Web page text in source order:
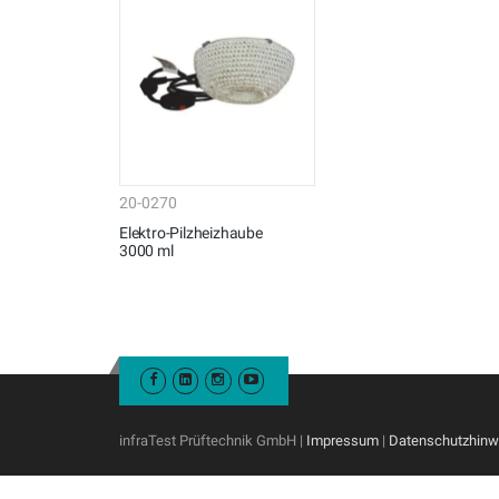
20-0270
Elektro-Pilzheizhaube
3000 ml
infraTest Prüftechnik GmbH | Impressum |